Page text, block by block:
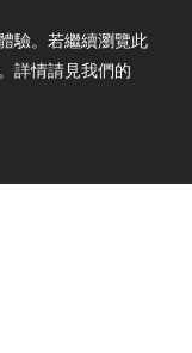
驗。若繼續瀏覽此
詳情請見我們的